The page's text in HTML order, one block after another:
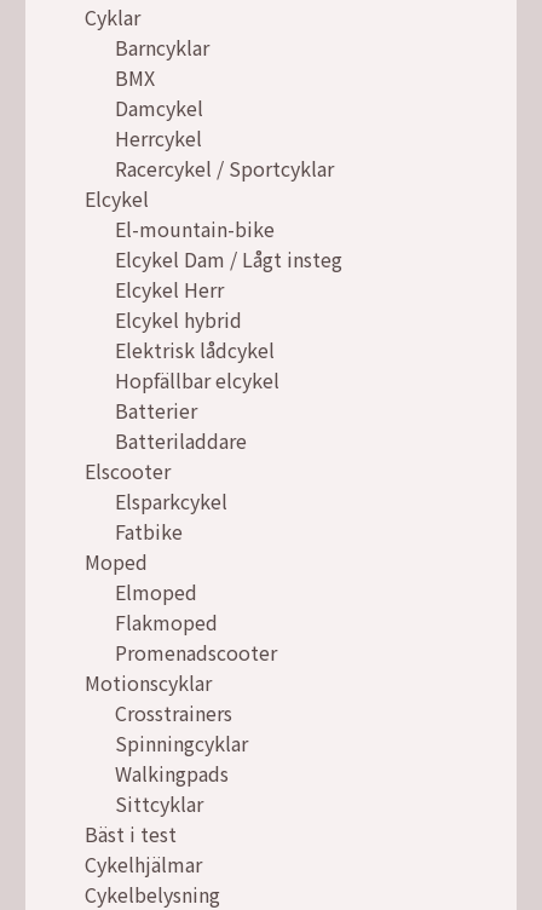
Cyklar
Barncyklar
BMX
Damcykel
Herrcykel
Racercykel / Sportcyklar
Elcykel
El-mountain-bike
Elcykel Dam / Lågt insteg
Elcykel Herr
Elcykel hybrid
Elektrisk lådcykel
Hopfällbar elcykel
Batterier
Batteriladdare
Elscooter
Elsparkcykel
Fatbike
Moped
Elmoped
Flakmoped
Promenadscooter
Motionscyklar
Crosstrainers
Spinningcyklar
Walkingpads
Sittcyklar
Bäst i test
Cykelhjälmar
Cykelbelysning